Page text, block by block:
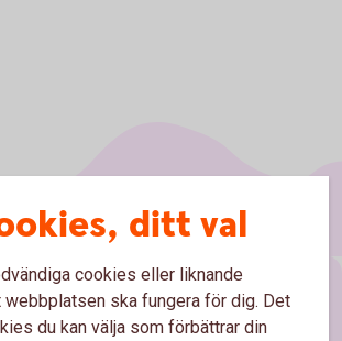
ditt val
cookies eller liknande
ska fungera för dig. Det
du kan välja som förbättrar din